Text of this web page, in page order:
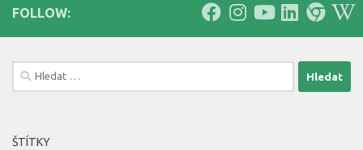
FOLLOW:
Vyhledávání
ŠTÍTKY